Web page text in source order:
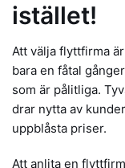
istället!
Att välja flyttfirma
bara en fåtal
som är pålitliga.
drar nytta av
uppblåsta priser.
Att anlita en